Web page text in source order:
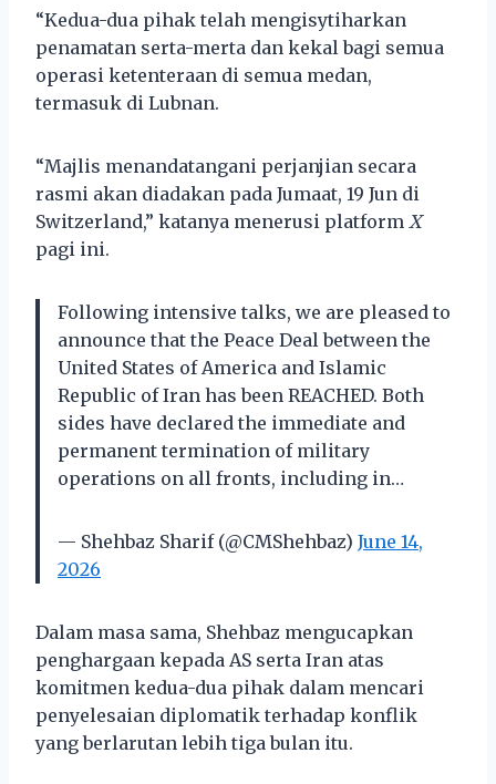
“Kedua-dua pihak telah mengisytiharkan
penamatan serta-merta dan kekal bagi semua
operasi ketenteraan di semua medan,
termasuk di Lubnan.
“Majlis menandatangani perjanjian secara
rasmi akan diadakan pada Jumaat, 19 Jun di
Switzerland,” katanya menerusi platform X
pagi ini.
Following intensive talks, we are pleased to
announce that the Peace Deal between the
United States of America and Islamic
Republic of Iran has been REACHED. Both
sides have declared the immediate and
permanent termination of military
operations on all fronts, including in…
— Shehbaz Sharif (@CMShehbaz) June 14,
2026
Dalam masa sama, Shehbaz mengucapkan
penghargaan kepada AS serta Iran atas
komitmen kedua-dua pihak dalam mencari
penyelesaian diplomatik terhadap konflik
yang berlarutan lebih tiga bulan itu.